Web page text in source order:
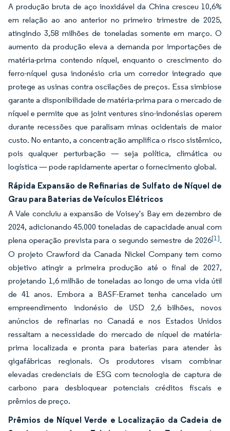
A produção bruta de aço inoxidável da China cresceu 10,6%
em relação ao ano anterior no primeiro trimestre de 2025,
atingindo 3,58 milhões de toneladas somente em março. O
aumento da produção eleva a demanda por importações de
matéria-prima contendo níquel, enquanto o crescimento do
ferro-níquel gusa indonésio cria um corredor integrado que
protege as usinas contra oscilações de preços. Essa simbiose
garante a disponibilidade de matéria-prima para o mercado de
níquel e permite que as joint ventures sino-indonésias operem
durante recessões que paralisam minas ocidentais de maior
custo. No entanto, a concentração amplifica o risco sistêmico,
pois qualquer perturbação — seja política, climática ou
logística — pode rapidamente apertar o fornecimento global.
Rápida Expansão de Refinarias de Sulfato de Níquel de
Grau para Baterias de Veículos Elétricos
A Vale concluiu a expansão de Voisey's Bay em dezembro de
2024, adicionando 45.000 toneladas de capacidade anual com
plena operação prevista para o segundo semestre de 2026[1].
O projeto Crawford da Canada Nickel Company tem como
objetivo atingir a primeira produção até o final de 2027,
projetando 1,6 milhão de toneladas ao longo de uma vida útil
de 41 anos. Embora a BASF-Eramet tenha cancelado um
empreendimento indonésio de USD 2,6 bilhões, novos
anúncios de refinarias no Canadá e nos Estados Unidos
ressaltam a necessidade do mercado de níquel de matéria-
prima localizada e pronta para baterias para atender às
gigafábricas regionais. Os produtores visam combinar
elevadas credenciais de ESG com tecnologia de captura de
carbono para desbloquear potenciais créditos fiscais e
prêmios de preço.
Prêmios de Níquel Verde e Localização da Cadeia de